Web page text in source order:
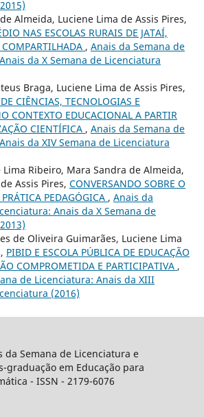
Almeida, Luciene Lima de Assis Pires,
NAS ESCOLAS RURAIS DE JATAÍ,
, Anais da Semana de
da X Semana de Licenciatura
Braga, Luciene Lima de Assis Pires,
CIÊNCIAS, TECNOLOGIAS E
CONTEXTO EDUCACIONAL A PARTIR
CIENTÍFICA , Anais da Semana de
da XIV Semana de Licenciatura
Lima Ribeiro, Mara Sandra de Almeida,
Assis Pires, CONVERSANDO SOBRE O
PEDAGÓGICA , Anais da
Anais da X Semana de
de Oliveira Guimarães, Luciene Lima
PIBID E ESCOLA PÚBLICA DE EDUCAÇÃO
COMPROMETIDA E PARTICIPATIVA ,
de Licenciatura: Anais da XIII
(2016)
da Semana de Licenciatura e
graduação em Educação para
- ISSN - 2179-6076